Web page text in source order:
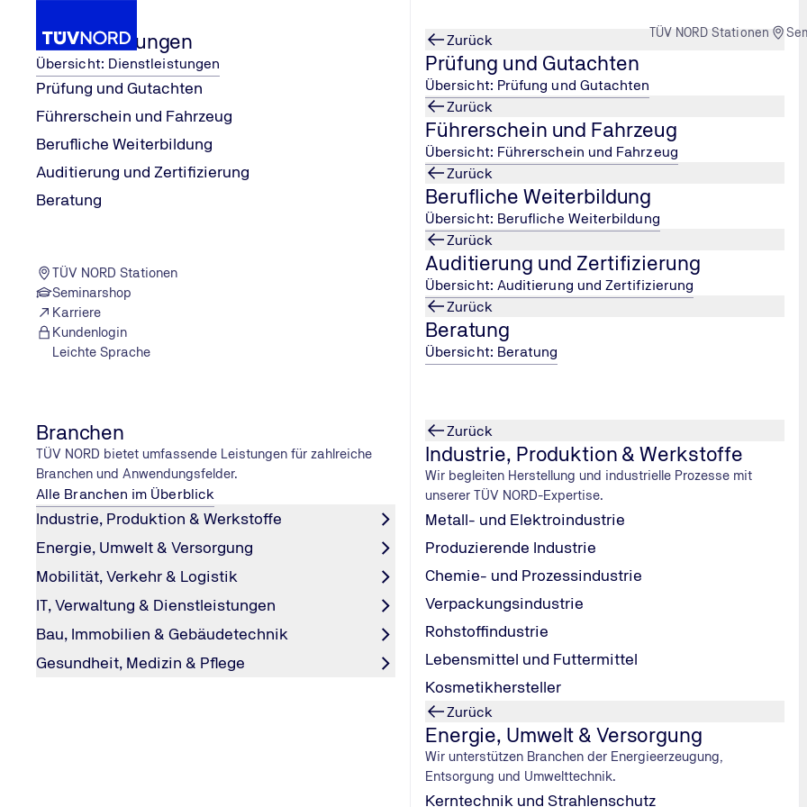
TÜV NORD Stationen
Dienstleistungen
Übersicht: Dienstleistungen
Prüfung und Gutachten
Führerschein und Fahrzeug
Berufliche Weiterbildung
Auditierung und Zertifizierung
Beratung
TÜV NORD Stationen
Seminarshop
Karriere
Kundenlogin
Leichte Sprache
Zurück
Prüfung und Gutachten
Übersicht: Prüfung und Gutachten
Zurück
Führerschein und Fahrzeug
Übersicht: Führerschein und Fahrzeug
Zurück
Berufliche Weiterbildung
Übersicht: Berufliche Weiterbildung
Zurück
Auditierung und Zertifizierung
Übersicht: Auditierung und Zertifizierung
Zurück
Beratung
Übersicht: Beratung
Branchen
TÜV NORD bietet umfassende Leistungen für zahlreiche
Branchen und Anwendungsfelder.
Alle Branchen im Überblick
Industrie, Produktion & Werkstoffe
Energie, Umwelt & Versorgung
Mobilität, Verkehr & Logistik
IT, Verwaltung & Dienstleistungen
Bau, Immobilien & Gebäudetechnik
Gesundheit, Medizin & Pflege
Zurück
Industrie, Produktion & Werkstoffe
Wir begleiten Herstellung und industrielle Prozesse mit
unserer TÜV NORD-Expertise.
Metall- und Elektroindustrie
Produzierende Industrie
Chemie- und Prozessindustrie
Verpackungsindustrie
Rohstoffindustrie
Lebensmittel und Futtermittel
Kosmetikhersteller
Zurück
Energie, Umwelt & Versorgung
Wir unterstützen Branchen der Energieerzeugung,
Entsorgung und Umwelttechnik.
Kerntechnik und Strahlenschutz
Home
Auditierung und Zertifizierung
Veranstaltungen rund um Auditierung und
Zertifizierung
Auf dieser Seite erhalten Sie eine Übersicht zu Terminen für Webinare
und Vor-Ort-Veranstaltungen rund um Auditierung und Zertifizierung.
Erweitern Sie Ihr Wissen und vernetzen Sie sich mit Experten.